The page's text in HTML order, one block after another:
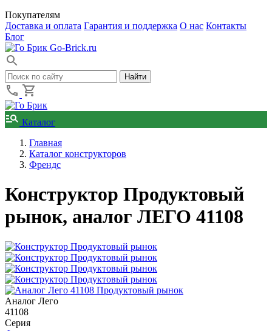
Покупателям
Доставка и оплата Гарантия и поддержка О нас Контакты
Блог
Go-Brick.ru
Каталог
Главная
Каталог конструкторов
Френдс
Конструктор Продуктовый
рынок, аналог ЛЕГО 41108
Аналог Лего
41108
Серия